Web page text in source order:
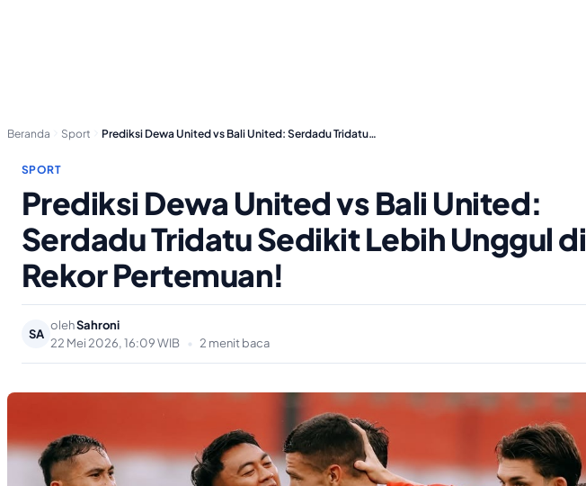
Beranda Sport Prediksi Dewa United vs Bali United: Serdadu Tridatu…
SPORT
Prediksi Dewa United vs Bali United:
Serdadu Tridatu Sedikit Lebih Unggul di
Rekor Pertemuan!
SA
olehSahroni
22 Mei 2026, 16:09 WIB
• 2 menit baca